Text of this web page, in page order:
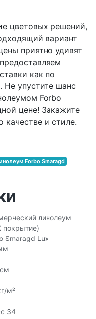
цветовых решений,
вариант
приятно удивят
как по
Не упустите шанс
Forbo
цене! Закажите
качестве и стиле.
Forbo Smaragd
линолеум
покрытие)
Smaragd Lux
м²
34